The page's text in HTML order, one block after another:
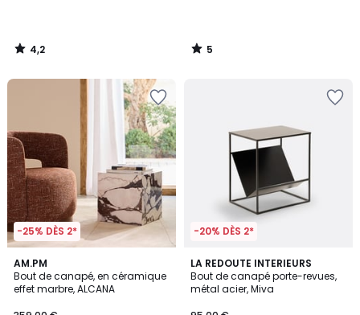
139,00
€. 4,2
/
5
/
-25% DÈS 2*
AM.PM
Bout de canapé, en céramique
effet marbre, ALCANA
-20% DÈS 2*
LA REDOUTE INTERIEURS
Bout de canapé porte-revues,
métal acier, Miva
4,8
/ 5